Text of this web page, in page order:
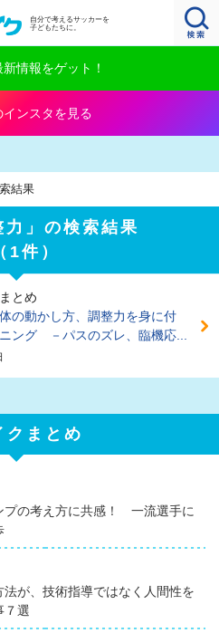
自分で考えるサッカーを
子どもたちに。
情報をゲット！
ンスタを見る
結果
力」の検索結果
（1件）
とめ
体の動かし方、調整力を身に付
ング －パスのズレ、臨機応...
クまとめ
プの考え方に共感！ 一流選手に
が、技術指導ではなく人間性を
７選